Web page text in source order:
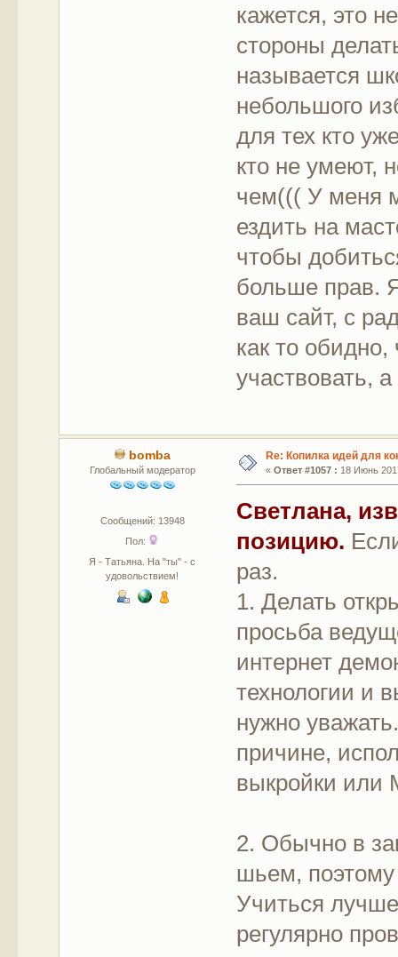
кажется, это
стороны
называется
небольшого
для тех кто
кто не умеют,
чем((( У меня
ездить на
чтобы
больше прав.
ваш сайт, с
как то
участвовать,
bomba
Глобальный модератор
Сообщений: 13948
Пол:
Я - Татьяна. На "ты" - с
удовольствием!
Re: Копилка идей для
« Ответ #1057 : 18 Июнь
Светлана,
позицию.
раз.
1. Делать
просьба
интернет
технологии и
нужно
причине,
выкройки или
2. Обычно в
шьем, поэтому
Учиться
регулярно